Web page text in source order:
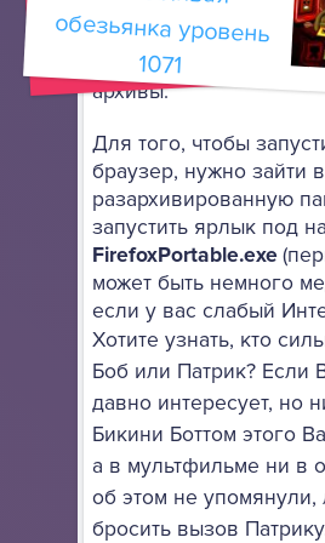
установки: просто
его в любое место,
архиватор,
архивы.
Для того, чтобы
браузер, нужно зайти в
разархивированную
запустить ярлык под
FirefoxPortable.exe
может быть немного
если у вас слабый
Хотите узнать, кто
Боб или Патрик? Если
давно интересует, но
Бикини Боттом этого
а в мультфильме ни в
об этом не
бросить вызов
1071